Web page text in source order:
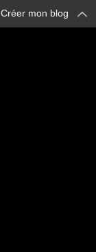
Créer mon blog